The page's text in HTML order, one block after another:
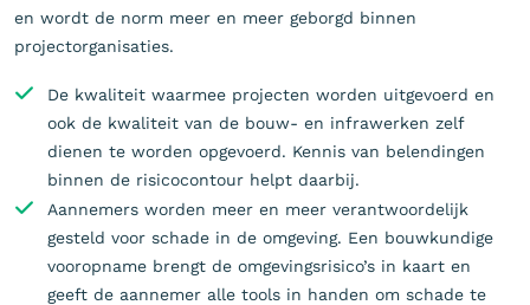
en wordt de norm meer en meer geborgd binnen
projectorganisaties.
De kwaliteit waarmee projecten worden uitgevoerd en
ook de kwaliteit van de bouw- en infrawerken zelf
dienen te worden opgevoerd. Kennis van belendingen
binnen de risicocontour helpt daarbij.
Aannemers worden meer en meer verantwoordelijk
gesteld voor schade in de omgeving. Een bouwkundige
vooropname brengt de omgevingsrisico’s in kaart en
geeft de aannemer alle tools in handen om schade te